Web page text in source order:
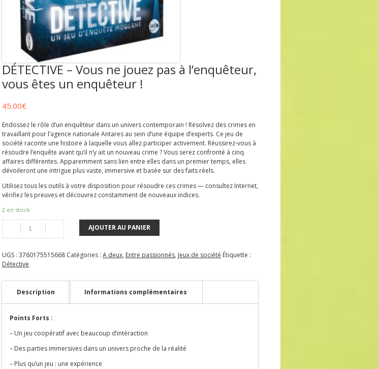
DÉTECTIVE – Vous ne jouez pas à l’enquêteur,
vous êtes un enquêteur !
45.00€
Endossez le rôle d’un enquêteur dans un univers contemporain ! Résolvez des crimes en
travaillant pour l’agence nationale Antares au sein d’une équipe d’experts. Ce jeu de
société raconte une histoire à laquelle vous allez participer activement. Réussirez-vous à
résoudre l’enquête avant qu’il n’y ait un nouveau crime ? Vous serez confronté à cinq
affaires différentes. Apparemment sans lien entre elles dans un premier temps, elles
dévoileront une intrigue plus vaste, immersive et basée sur des faits réels.
Utilisez tous les outils à votre disposition pour résoudre ces crimes — consultez Internet,
vérifiez les preuves et découvrez constamment de nouveaux indices.
2 en stock
AJOUTER AU PANIER
UGS : 3760175515668 Catégories : A deux, Entre passionnés, Jeux de société Étiquette :
Détective
Description Informations complémentaires
Points Forts :
– Un jeu coopératif avec beaucoup d’intéraction
– Des parties immersives dans un univers proche de la réalité
– Plus qu’un jeu : une expérience